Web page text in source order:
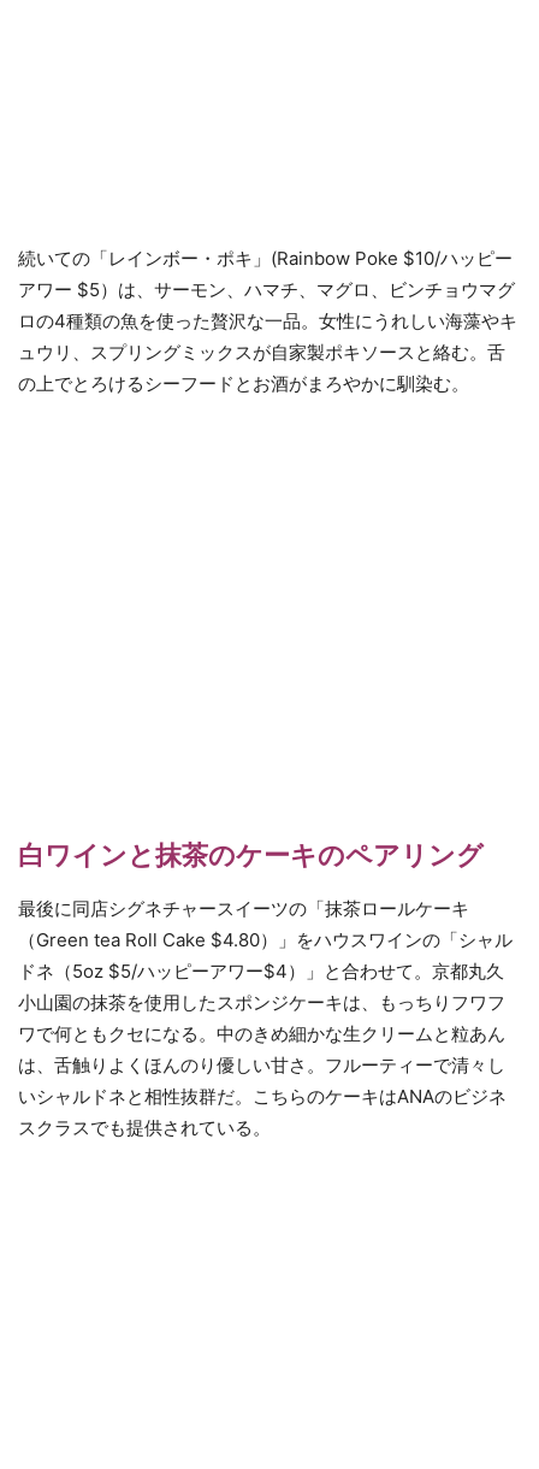
続いての「レインボー・ポキ」(Rainbow Poke $10/ハッピー
アワー $5）は、サーモン、ハマチ、マグロ、ビンチョウマグ
ロの4種類の魚を使った贅沢な一品。女性にうれしい海藻やキ
ュウリ、スプリングミックスが自家製ポキソースと絡む。舌
の上でとろけるシーフードとお酒がまろやかに馴染む。
白ワインと抹茶のケーキのペアリング
最後に同店シグネチャースイーツの「抹茶ロールケーキ
（Green tea Roll Cake $4.80）」をハウスワインの「シャル
ドネ（5oz $5/ハッピーアワー$4）」と合わせて。京都丸久
小山園の抹茶を使用したスポンジケーキは、もっちりフワフ
ワで何ともクセになる。中のきめ細かな生クリームと粒あん
は、舌触りよくほんのり優しい甘さ。フルーティーで清々し
いシャルドネと相性抜群だ。こちらのケーキはANAのビジネ
スクラスでも提供されている。